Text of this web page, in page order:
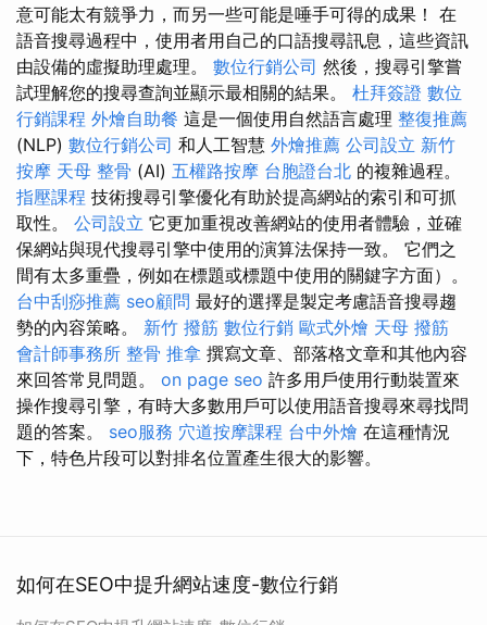
意可能太有競爭力，而另一些可能是唾手可得的成果！ 在
語音搜尋過程中，使用者用自己的口語搜尋訊息，這些資訊
由設備的虛擬助理處理。 數位行銷公司 然後，搜尋引擎嘗
試理解您的搜尋查詢並顯示最相關的結果。 杜拜簽證 數位
行銷課程 外燴自助餐 這是一個使用自然語言處理 整復推薦
(NLP) 數位行銷公司 和人工智慧 外燴推薦 公司設立 新竹
按摩 天母 整骨 (AI) 五權路按摩 台胞證台北 的複雜過程。
指壓課程 技術搜尋引擎優化有助於提高網站的索引和可抓
取性。 公司設立 它更加重視改善網站的使用者體驗，並確
保網站與現代搜尋引擎中使用的演算法保持一致。 它們之
間有太多重疊，例如在標題或標題中使用的關鍵字方面）。
台中刮痧推薦 seo顧問 最好的選擇是製定考慮語音搜尋趨
勢的內容策略。 新竹 撥筋 數位行銷 歐式外燴 天母 撥筋
會計師事務所 整骨 推拿 撰寫文章、部落格文章和其他內容
來回答常見問題。 on page seo 許多用戶使用行動裝置來
操作搜尋引擎，有時大多數用戶可以使用語音搜尋來尋找問
題的答案。 seo服務 穴道按摩課程 台中外燴 在這種情況
下，特色片段可以對排名位置產生很大的影響。
如何在SEO中提升網站速度-數位行銷